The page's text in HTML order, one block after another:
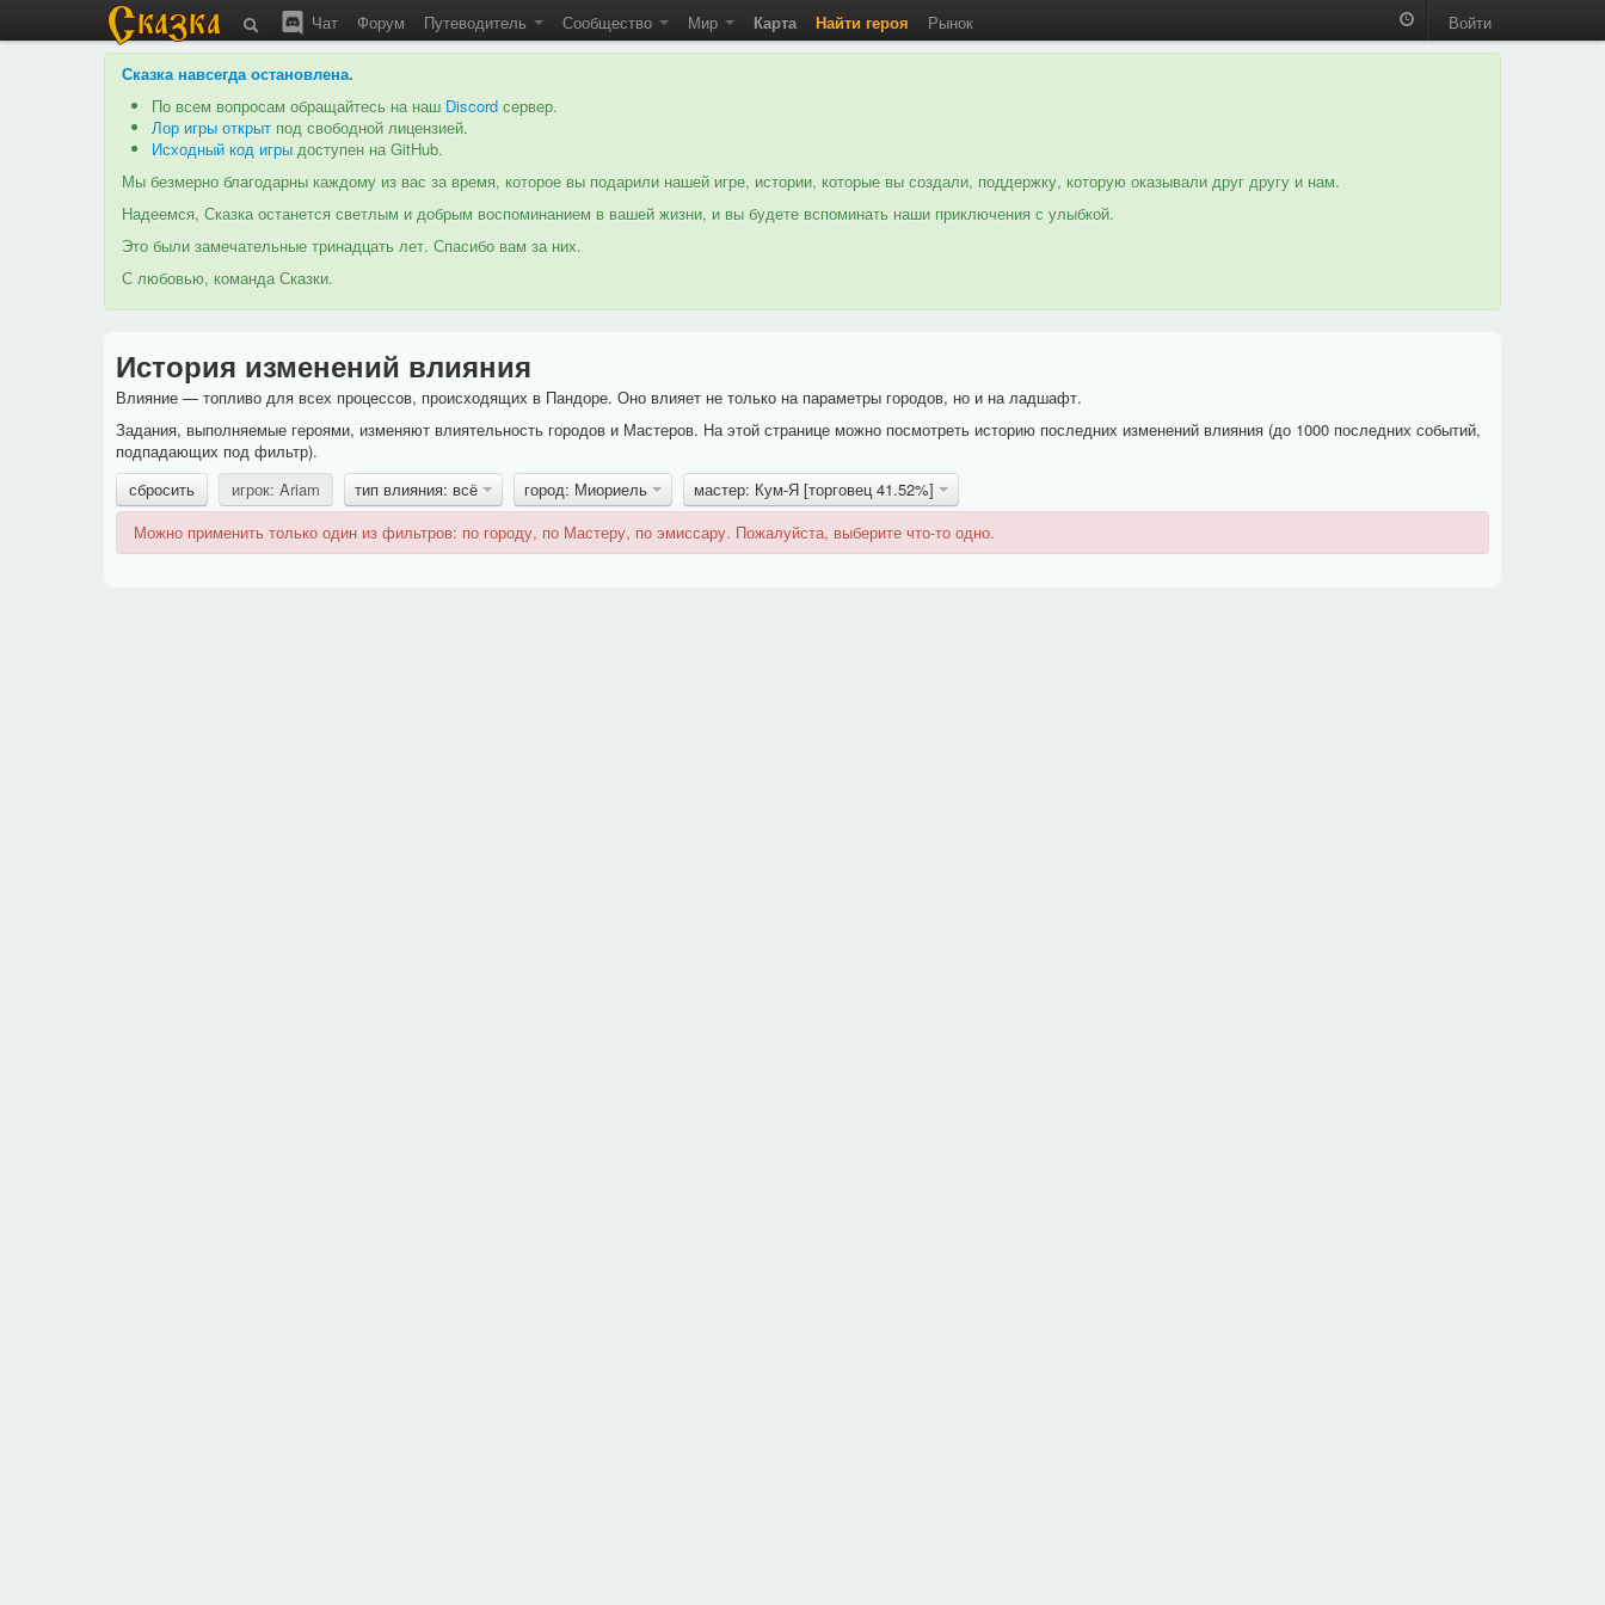
Чат Форум Путеводитель Сообщество Мир Карта Найти героя Рынок Войти
Сказка навсегда остановлена.
По всем вопросам обращайтесь на наш Discord сервер.
Лор игры открыт под свободной лицензией.
Исходный код игры доступен на GitHub.
Мы безмерно благодарны каждому из вас за время, которое вы подарили нашей игре, истории, которые вы создали, поддержку, которую оказывали друг другу и нам.
Надеемся, Сказка останется светлым и добрым воспоминанием в вашей жизни, и вы будете вспоминать наши приключения с улыбкой.
Это были замечательные тринадцать лет. Спасибо вам за них.
С любовью, команда Сказки.
История изменений влияния
Влияние — топливо для всех процессов, происходящих в Пандоре. Оно влияет не только на параметры городов, но и на ладшафт.
Задания, выполняемые героями, изменяют влиятельность городов и Мастеров. На этой странице можно посмотреть историю последних изменений влияния (до 1000 последних событий,
подпадающих под фильтр).
сбросить
игрок: Ariam тип влияния: всё город: Миориель
мастер: Кум-Я [торговец 41.52%]
Можно применить только один из фильтров: по городу, по Мастеру, по эмиссару. Пожалуйста, выберите что-то одно.